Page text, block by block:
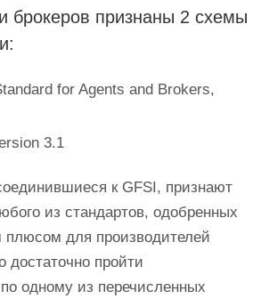
брокеров признаны 2 схемы
for Agents and Brokers,
3.1
к GFSI, признают
из стандартов, одобренных
для производителей
достаточно пройти
одному из перечисленных